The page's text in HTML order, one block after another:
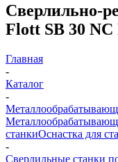
Сверлильно-
Flott SB 30 NC
Главная
-
Каталог
-
станкиОснастка для
-
Сверлильные станки